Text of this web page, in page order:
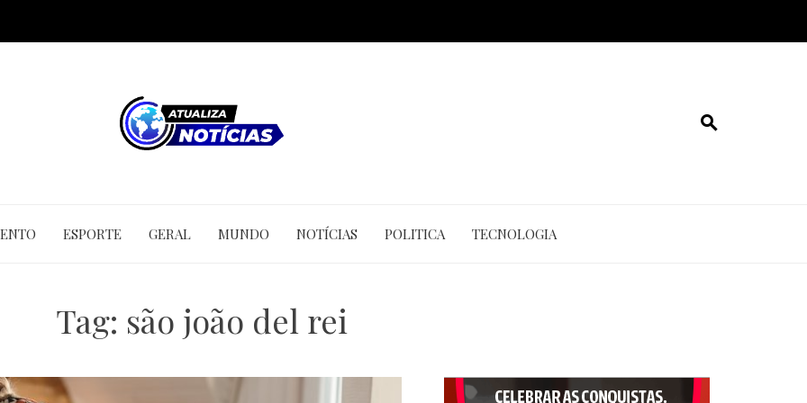
ESPORTE GERAL MUNDO NOTÍCIAS POLITICA TECNOLOGIA
Tag: são joão del rei